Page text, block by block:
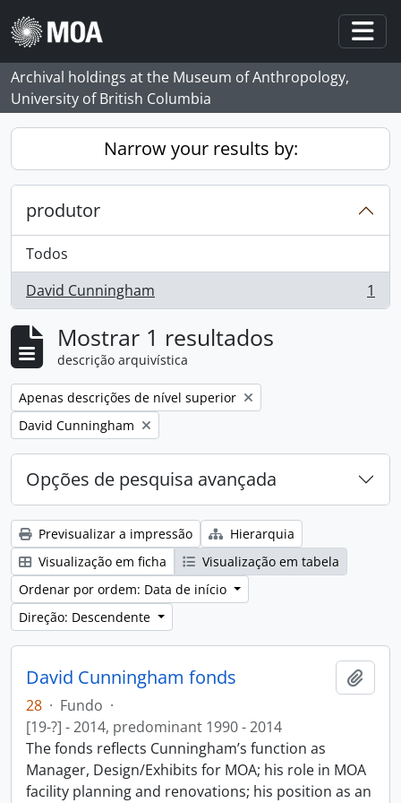
Skip to main content
Archival holdings at the Museum of Anthropology,
University of British Columbia
Narrow your results by:
produtor
Todos
David Cunningham
, 1 resultados 1
Mostrar 1 resultados
descrição arquivística
Remove filter:
Apenas descrições de nível superior
Remove filter:
David Cunningham
Opções de pesquisa avançada
Previsualizar a impressão
Hierarquia
Visualização em ficha
Visualização em tabela
Ordenar por ordem: Data de início
Direção: Descendente
David Cunningham fonds
28 · Fundo ·
[19-?] - 2014, predominant 1990 - 2014
The fonds reflects Cunningham’s function as
Manager, Design/Exhibits for MOA; his role in MOA
facility planning and renovations; his position as an